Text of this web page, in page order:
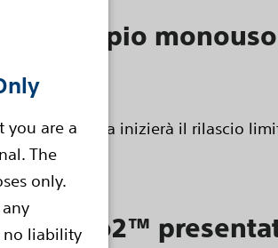
you are a
The
only.
no liability
monouso
B L'azienda inizierà il rilascio
more
neo2™